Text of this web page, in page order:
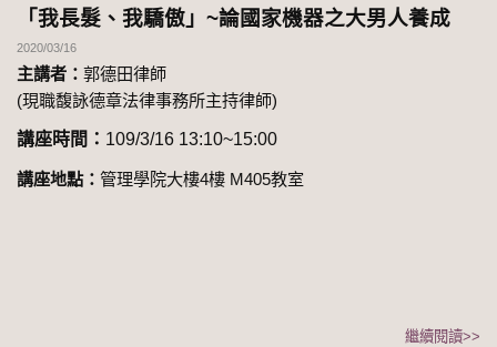
「我長髮、我驕傲」~論國家機器之大男人養成
2020/03/16
主講者：郭德田律師
(現職馥詠德章法律事務所主持律師)
講座時間： 109/3/16 13:10~15:00
講座地點：管理學院大樓4樓 M405教室
繼續閱讀>>